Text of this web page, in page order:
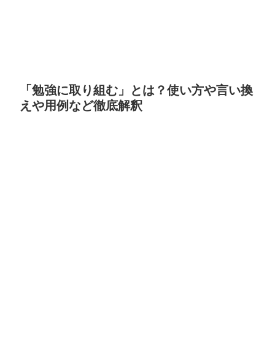
「勉強に取り組む」とは？使い方や言い換
えや用例など徹底解釈